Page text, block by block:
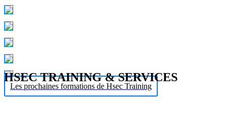
Les prochaines formations de Hsec Training
HSEC TRAINING & SERVICES